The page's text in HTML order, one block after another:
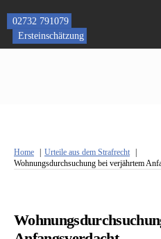
content
02732 791079
Ersteinschätzung
Home
Urteile aus dem Strafrecht
Wohnungsdurchsuchung bei verjährtem